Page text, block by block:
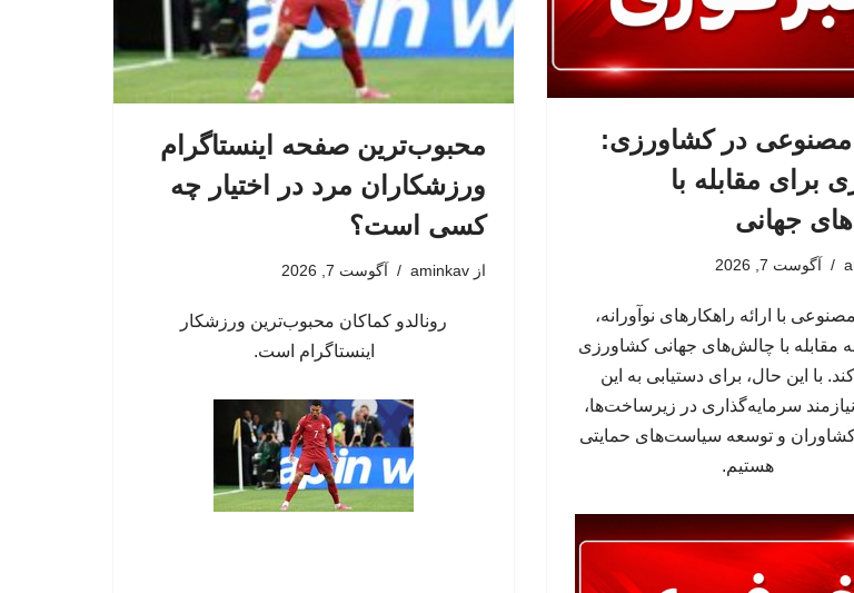
در کشاورزی:
برای مقابله با
جهانی
آگوست 7, 2026
با ارائه راهکارهای نوآورانه،
مقابله با چالش‌های جهانی کشاورزی
با این حال، برای دستیابی به این
سرمایه‌گذاری در زیرساخت‌ها،
و توسعه سیاست‌های حمایتی
هستیم.
محبوب‌ترین صفحه اینستاگرام
ورزشکاران مرد در اختیار چه
کسی است؟
از aminkav آگوست 7, 2026
رونالدو کماکان محبوب‌ترین ورزشکار
اینستاگرام است.